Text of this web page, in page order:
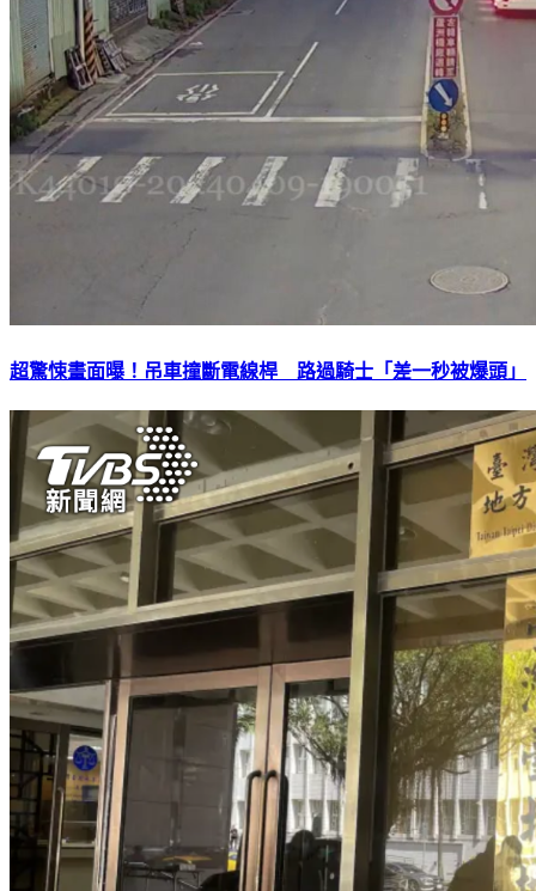
超驚悚畫面曝！吊車撞斷電線桿 路過騎士「差一秒被爆頭」